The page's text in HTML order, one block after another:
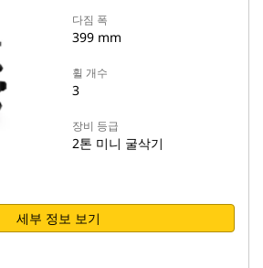
다짐 폭
399 mm
휠 개수
3
장비 등급
2톤 미니 굴삭기
세부 정보 보기